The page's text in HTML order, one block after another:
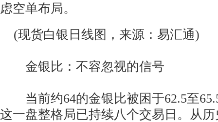
虑空单布局。
(现货白银日线图，来源：易汇通)
金银比：不容忽视的信号
当前约64的金银比被困于62.5至
这一盘整格局已持续八个交易日。从